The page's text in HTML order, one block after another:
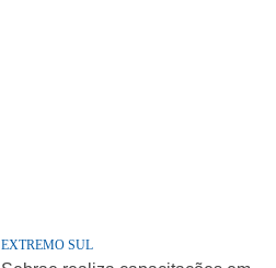
EXTREMO SUL